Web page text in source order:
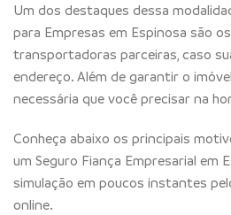
Um dos destaques dessa
para Empresas em Espinosa são
transportadoras parceiras, caso
endereço. Além de garantir o
necessária que você precisar na
Conheça abaixo os principais
um Seguro Fiança Empresarial em
simulação em poucos instantes
online.